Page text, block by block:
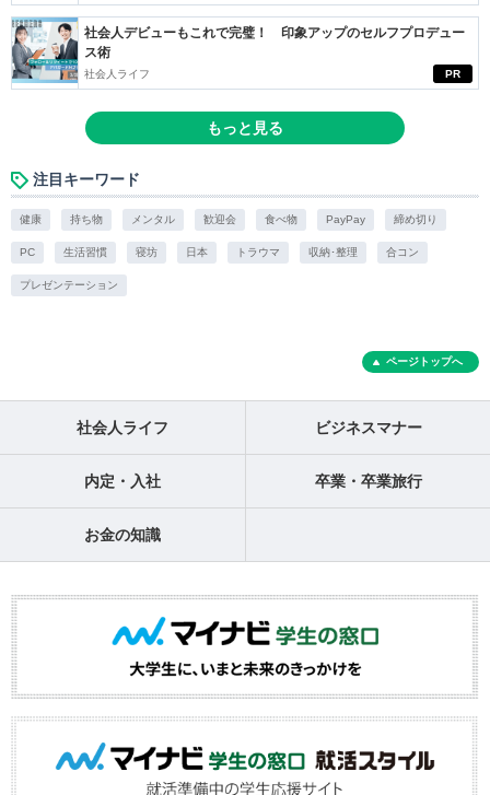
PR
社会人デビューもこれで完璧！ 印象アップのセルフプロデュー
ス術
社会人ライフ
もっと見る
注目キーワード
健康 持ち物 メンタル 歓迎会 食べ物 PayPay 締め切り
PC 生活習慣 寝坊 日本 トラウマ 収納･整理 合コン
プレゼンテーション
ページトップへ
社会人ライフ ビジネスマナー
内定・入社 卒業・卒業旅行
お金の知識